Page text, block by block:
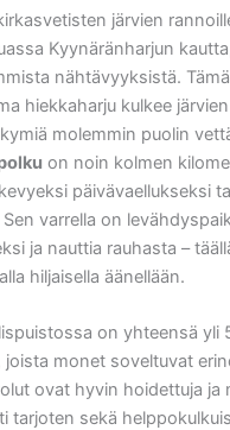
järvien
Kyynäränharjun
nähtävyyksistä.
hiekkaharju kulkee
molemmin puolin
on noin kolmen
päivävaellukseksi
varrella on
ja nauttia rauhasta –
hiljaisella äänellään.
on yhteensä yli
joista monet soveltuvat
ovat hyvin hoidettuja ja
tarjoten sekä